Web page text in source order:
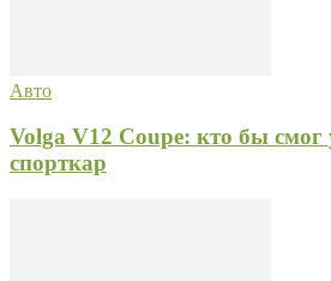
Авто
Volga V12 Coupe: кто бы смог
спорткар